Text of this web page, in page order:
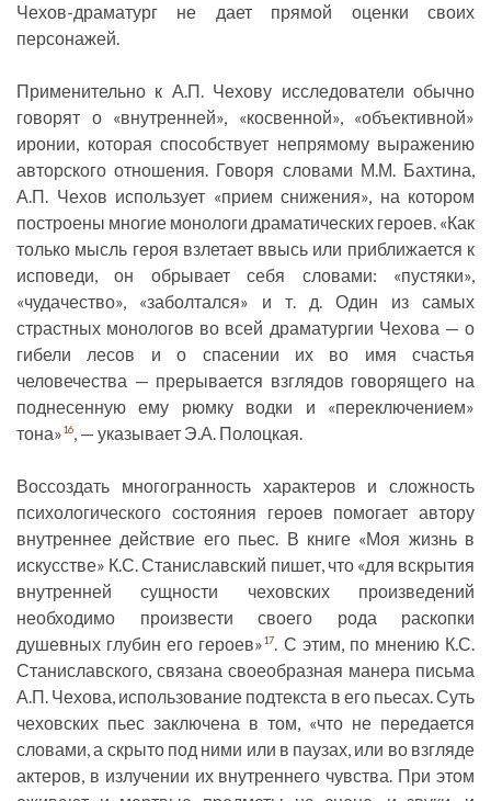
Чехов-драматург не дает прямой оценки своих
персонажей.
Применительно к А.П. Чехову исследователи обычно
говорят о «внутренней», «косвенной», «объективной»
иронии, которая способствует непрямому выражению
авторского отношения. Говоря словами М.М. Бахтина,
А.П. Чехов использует «прием снижения», на котором
построены многие монологи драматических героев. «Как
только мысль героя взлетает ввысь или приближается к
исповеди, он обрывает себя словами: «пустяки»,
«чудачество», «заболтался» и т. д. Один из самых
страстных монологов во всей драматургии Чехова — о
гибели лесов и о спасении их во имя счастья
человечества — прерывается взглядов говорящего на
поднесенную ему рюмку водки и «переключением»
тона»16, — указывает Э.А. Полоцкая.
Воссоздать многогранность характеров и сложность
психологического состояния героев помогает автору
внутреннее действие его пьес. В книге «Моя жизнь в
искусстве» К.С. Станиславский пишет, что «для вскрытия
внутренней сущности чеховских произведений
необходимо произвести своего рода раскопки
душевных глубин его героев»17. С этим, по мнению К.С.
Станиславского, связана своеобразная манера письма
А.П. Чехова, использование подтекста в его пьесах. Суть
чеховских пьес заключена в том, «что не передается
словами, а скрыто под ними или в паузах, или во взгляде
актеров, в излучении их внутреннего чувства. При этом